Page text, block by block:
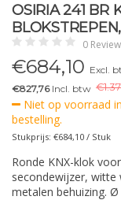
OSIRIA 241 BR
0
€684,10 Excl.
€827,76Incl. btw €
Niet op voorraad
bestelling.
Stukprijs: €684,10 / Stuk
Ronde KNX-klok
secondewijzer, witte
metalen behuizing.